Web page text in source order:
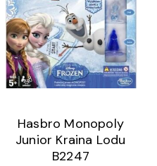
Hasbro Monopoly
Junior Kraina Lodu
B2247